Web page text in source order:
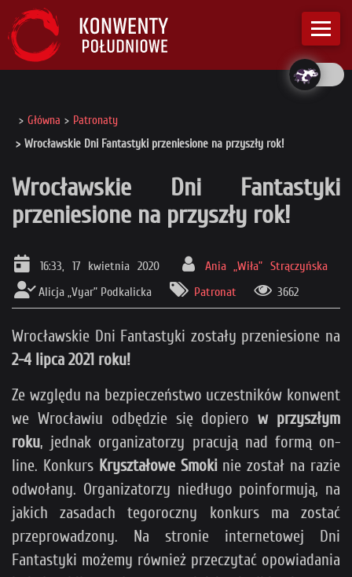
Główna
Patronaty
Wrocławskie Dni Fantastyki przeniesione na przyszły rok!
Wrocławskie Dni Fantastyki
przeniesione na przyszły rok!
16:33, 17 kwietnia 2020
Ania „Wiła” Strączyńska
Alicja „Vyar” Podkalicka
Patronat 3662
Wrocławskie Dni Fantastyki zostały przeniesione na
2-4 lipca 2021 roku!
Ze względu na bezpieczeństwo uczestników konwent
we Wrocławiu odbędzie się dopierow przyszłym
roku, jednak organizatorzy pracują nad formą on-
line. Konkurs Kryształowe Smokinie został na razie
odwołany. Organizatorzy niedługo poinformują, na
jakich zasadach tegoroczny konkurs ma zostać
przeprowadzony. Na stronie internetowej Dni
Fantastyki możemy również przeczytać opowiadania